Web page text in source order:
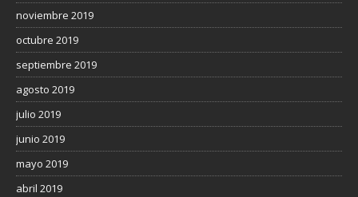
noviembre 2019
octubre 2019
septiembre 2019
agosto 2019
julio 2019
junio 2019
mayo 2019
abril 2019